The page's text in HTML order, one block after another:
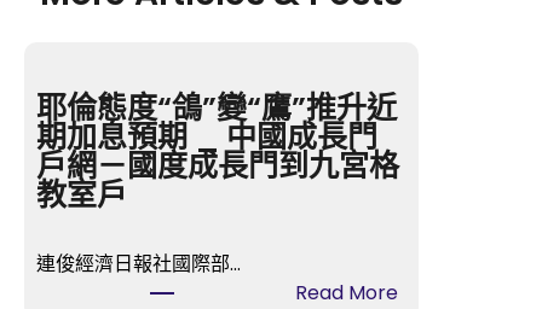
耶倫態度“鴿”變“鷹”推升近
期加息預期 _ 中國成長門
戶網－國度成長門到九宮格
教室戶
連俊經濟日報社國際部…
Read More: